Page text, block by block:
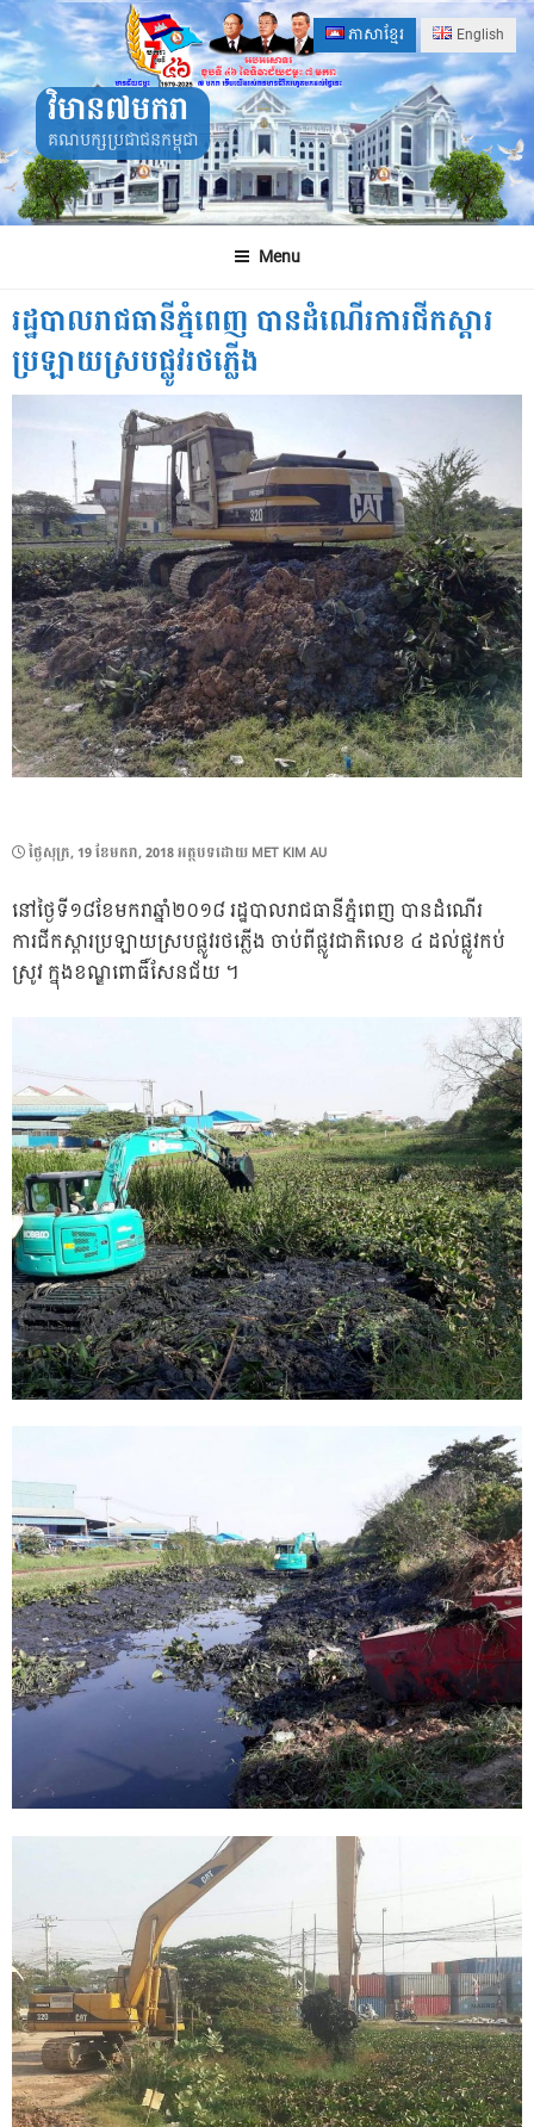
Skip
to
content
ភាសាខ្មែរ English
វិមាន៧មករា
គណបក្សប្រជាជនកម្ពុជា
Menu
រដ្ឋបាលរាជធានីភ្នំពេញ បានដំណើរការជីកស្តារ
ប្រឡាយស្របផ្លូវរថភ្លើង
POSTED
ថ្ងៃ​សុក្រ, 19 ខែ​មករា, 2018អត្ថបទដោយ MET KIM AU
នៅថ្ងៃទី១៨ខែមករាឆ្នាំ២០១៨ រដ្ឋបាលរាជធានីភ្នំពេញ បានដំណើរ
ការជីកស្តារប្រឡាយស្របផ្លូវរថភ្លើង ចាប់ពីផ្លូវជាតិលេខ ៤ ដល់ផ្លូវកប់
ស្រូវ ក្នុងខណ្ឌពោធិ៍សែនជ័យ ។